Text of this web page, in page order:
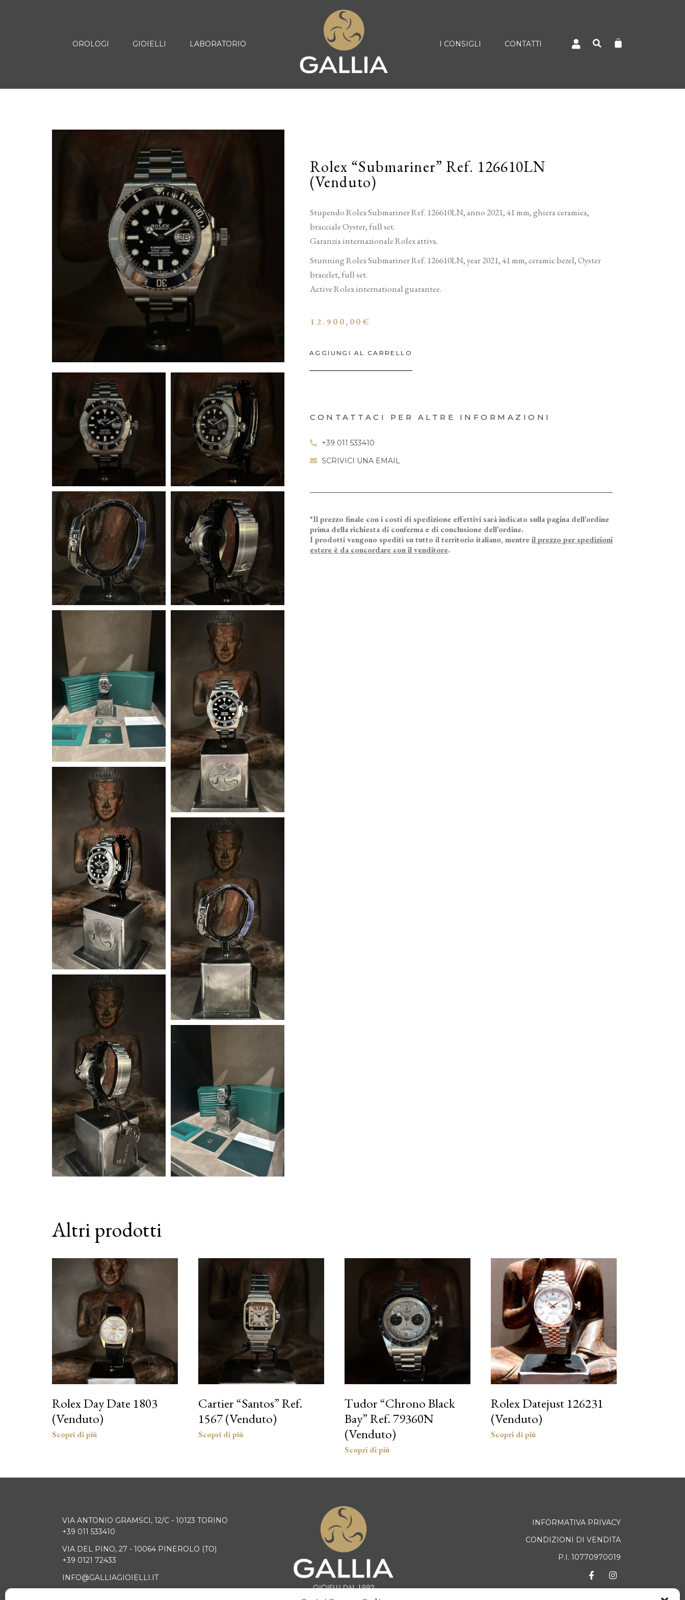
OROLOGI GIOIELLI LABORATORIO I CONSIGLI CONTATTI
Rolex “Submariner” Ref. 126610LN
(Venduto)
Stupendo Rolex Submariner Ref. 126610LN, anno 2021, 41 mm, ghiera ceramica,
bracciale Oyster, full set.
Garanzia internazionale Rolex attiva.
Stunning Rolex Submariner Ref. 126610LN, year 2021, 41 mm, ceramic bezel, Oyster
bracelet, full set.
Active Rolex international guarantee.
12.900,00€
AGGIUNGI AL CARRELLO
CONTATTACI PER ALTRE INFORMAZIONI
+39 011 533410
SCRIVICI UNA EMAIL
*Il prezzo finale con i costi di spedizione effettivi sarà indicato sulla pagina dell’ordine
prima della richiesta di conferma e di conclusione dell’ordine.
I prodotti vengono spediti su tutto il territorio italiano, mentre il prezzo per spedizioni
estere è da concordare con il venditore.
Altri prodotti
Rolex Day Date 1803
(Venduto)
Cartier “Santos” Ref.
1567 (Venduto)
Tudor “Chrono Black
Bay” Ref. 79360N
(Venduto)
Rolex Datejust 126231
(Venduto)
VIA ANTONIO GRAMSCI, 12/C - 10123 TORINO
+39 011 533410
VIA DEL PINO, 27 - 10064 PINEROLO (TO)
+39 0121 72433
INFO@GALLIAGIOIELLI.IT
INFORMATIVA PRIVACY
CONDIZIONI DI VENDITA
P.I. 10770970019